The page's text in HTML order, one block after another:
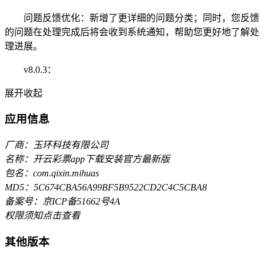
问题反馈优化：新增了更详细的问题分类；同时，您反馈
的问题在处理完成后将会收到系统通知，帮助您更好地了解处
理进展。
v8.0.3：
展开收起
应用信息
厂商：玉环科技有限公司
名称：开云彩票app下载安装官方最新版
包名：com.qixin.mihuas
MD5：5C674CBA56A99BF5B9522CD2C4C5CBA8
备案号：京ICP备51662号4A
权限须知点击查看
其他版本